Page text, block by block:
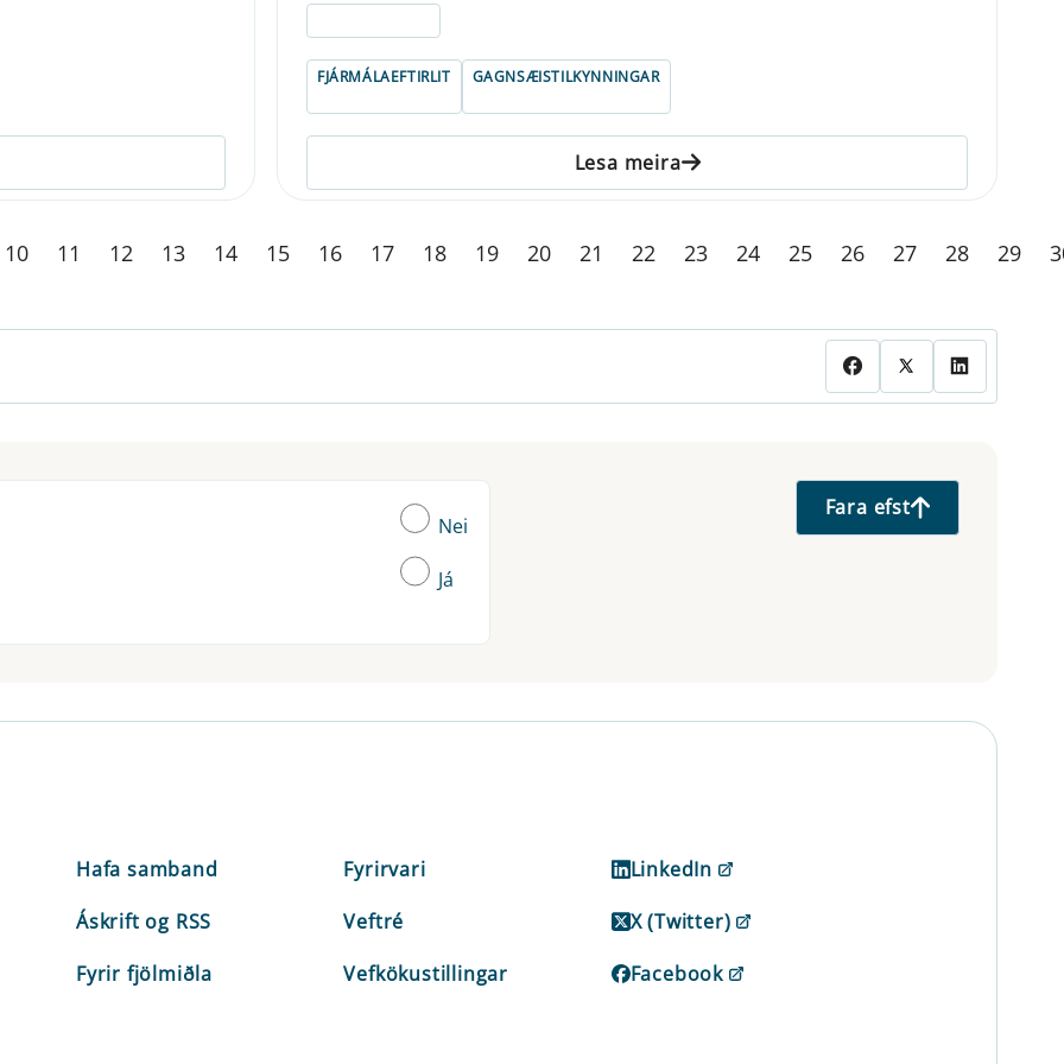
FJÁRMÁLAEFTIRLIT GAGNSÆISTILKYNNINGAR
Lesa meira
10 11 12 13 14 15 16 17 18 19 20 21 22 23 24 25 26 27 28 29
Nei
Já
Fara efst
Hafa samband
Áskrift og RSS
Fyrir fjölmiðla
Fyrirvari
Veftré
Vefkökustillingar
LinkedIn
X (Twitter)
Facebook